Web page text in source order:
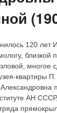
120 лет
близкой
многое
квартиры
АН